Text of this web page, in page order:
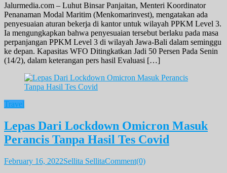
Jalurmedia.com – Luhut Binsar Panjaitan, Menteri Koordinator
Penanaman Modal Maritim (Menkomarinvest), mengatakan ada
penyesuaian aturan bekerja di kantor untuk wilayah PPKM Level 3.
Ia mengungkapkan bahwa penyesuaian tersebut berlaku pada masa
perpanjangan PPKM Level 3 di wilayah Jawa-Bali dalam seminggu
ke depan. Kapasitas WFO Ditingkatkan Jadi 50 Persen Pada Senin
(14/2), dalam keterangan pers hasil Evaluasi […]
Travel
Lepas Dari Lockdown Omicron Masuk
Perancis Tanpa Hasil Tes Covid
February 16, 2022Sellita SellitaComment(0)